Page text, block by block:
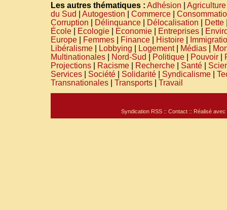
Les autres thématiques : Adhésion | Agriculture
du Sud | Autogestion | Commerce |
Corruption | Délinquance | Délocalisation | Dette
École | Ecologie | Economie | Entreprises |
Europe | Femmes | Finance | Histoire |
Libéralisme | Lobbying | Logement| Médias |
Multinationales | Nord-Sud | Politique | Pouvoir |
Projections | Racisme | Recherche | Santé |
Services | Société | Solidarité | Syndicalisme |
Transnationales | Transports | Travail
Syndication RSS :: Contact :: Réalisé avec